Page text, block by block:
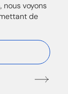
nous voyons
de